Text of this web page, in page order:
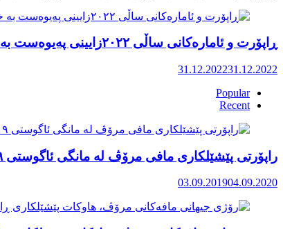
ڕاپۆرت و ئامارەکانی ساڵی ٢٠٢٢زایینی پەیوەست بە خۆکوژی منداڵان لە کوردستان
31.12.202231.12.2022
Popular
Recent
راپۆرتی پێشێلكاری مافی مرۆڤ له‌ مانگی ئاگوستی ٢٠١٩
03.09.201904.09.2020